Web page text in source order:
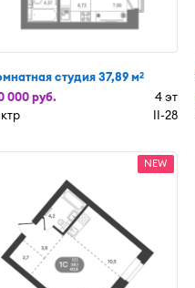
студия 37,89 м2
000 руб.
4 эт
II-28
NEW